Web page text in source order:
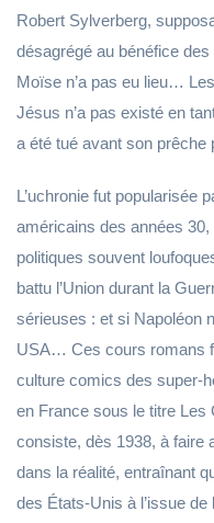
Robert Sylverberg,
désagrégé au bénéfice
Moïse n’a pas eu lieu…
Jésus n’a pas existé en
a été tué avant son prêche
L’uchronie fut popularisée
américains des années 30,
politiques souvent
battu l’Union durant la
sérieuses : et si Napoléon
USA… Ces cours romans
culture comics des super-
en France sous le titre Les
consiste, dès 1938, à faire
dans la réalité, entraînant
des États-Unis à l’issue